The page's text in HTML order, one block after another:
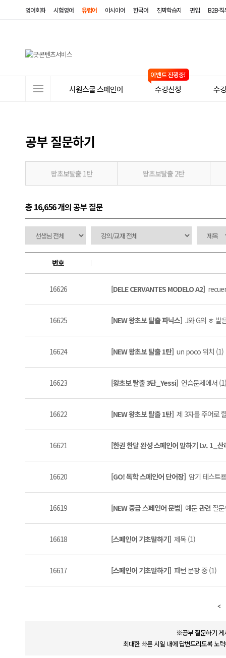
영어회화 시험영어 유럽어 아시아어 한국어 진짜학습지 편입 B2B·
뉴
시원스쿨 스페인어 수강신청 수
공부 질문하기
왕초보탈출 1탄 왕초보탈출 2탄
총 16,656 개의 공부 질문
번호
16626 [DELE CERVANTES MODELO A2]
16625 [NEW 왕초보 탈출 파닉스] J와 G의 ㅎ 발
16624 [NEW 왕초보 탈출 1탄] un poco 위치 (1)
16623 [왕초보 탈출 3탄_Yessi] 연습문제에서 (1)
16622 [NEW 왕초보 탈출 1탄] 제 3자를 주어로
16621 [한권 한달 완성 스페인어 말하기 Lv. 1_
16620 [GO! 독학 스페인어 단어장] 암기 테스트
16619 [NEW 중급 스페인어 문법] 예문 관련 질
16618 [스페인어 기초말하기] 제목 (1)
16617 [스페인어 기초말하기] 패턴 문장 중 (1)
※공부 질문하기 게
최대한 빠른 시일 내에 답변드리도록 노